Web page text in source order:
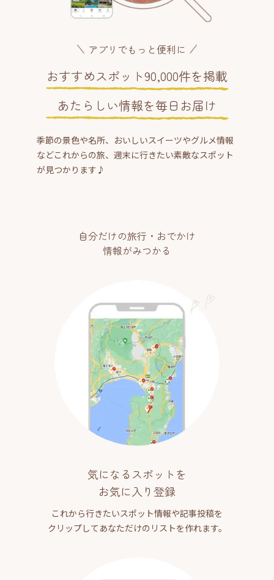
アプリでもっと便利に
おすすめスポット90,000件を掲載
あたらしい情報を毎日お届け
季節の景色や名所、おいしいスイーツやグルメ情報
などこれからの旅、週末に行きたい素敵なスポット
が見つかります♪
自分だけの旅行・おでかけ
情報がみつかる
気になるスポットを
お気に入り登録
これから行きたいスポット情報や記事投稿を
クリップしてあなただけのリストを作れます。